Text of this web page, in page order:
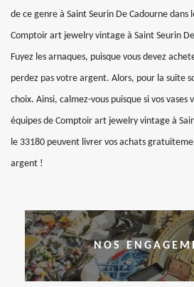
de ce genre à Saint Seurin De Cadourne dans
Comptoir art jewelry vintage à Saint Seurin
Fuyez les arnaques, puisque vous devez
perdez pas votre argent. Alors, pour la suite
choix. Ainsi, calmez-vous puisque si vos vases
équipes de Comptoir art jewelry vintage à
le 33180 peuvent livrer vos achats
argent !
NOS